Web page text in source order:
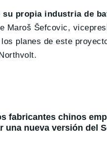
propia industria de
Maroš Šefcovic,
planes de este
fabricantes chinos
una nueva versión del